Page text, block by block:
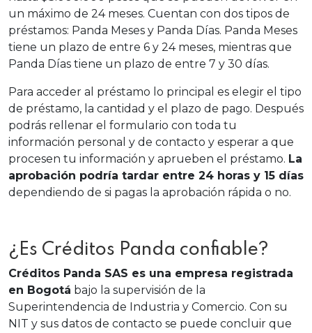
un máximo de 24 meses. Cuentan con dos tipos de
préstamos: Panda Meses y Panda Días. Panda Meses
tiene un plazo de entre 6 y 24 meses, mientras que
Panda Días tiene un plazo de entre 7 y 30 días.
Para acceder al préstamo lo principal es elegir el tipo
de préstamo, la cantidad y el plazo de pago. Después
podrás rellenar el formulario con toda tu
información personal y de contacto y esperar a que
procesen tu información y aprueben el préstamo. La
aprobación podría tardar entre 24 horas y 15 días
dependiendo de si pagas la aprobación rápida o no.
¿Es Créditos Panda confiable?
Créditos Panda SAS es una empresa registrada
en Bogotá bajo la supervisión de la
Superintendencia de Industria y Comercio. Con su
NIT y sus datos de contacto se puede concluir que